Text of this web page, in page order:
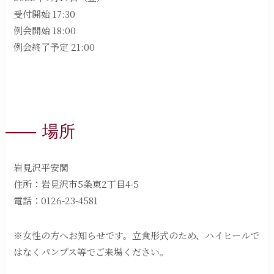
受付開始 17:30
例会開始 18:00
例会終了予定 21:00
場所
岩見沢平安閣
住所：岩見沢市5条東2丁目4-5
電話：0126-23-4581
※女性の方へお知らせです。立食形式のため、ハイヒールで
はなくパンプス等でご来場ください。